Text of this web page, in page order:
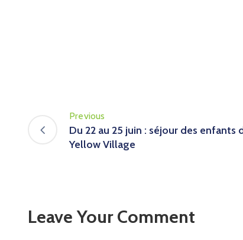
Previous
Du 22 au 25 juin : séjour des enfants
Yellow Village
Leave Your Comment